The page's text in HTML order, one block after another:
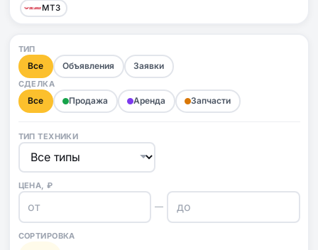
МТЗ
ТИП
Все Объявления Заявки
СДЕЛКА
Все Продажа Аренда Запчасти
ТИП ТЕХНИКИ
ЦЕНА, ₽
—
СОРТИРОВКА